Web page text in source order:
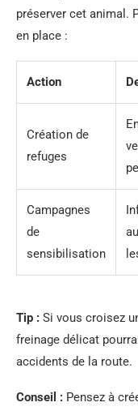
préserver cet animal.
en place :
Action
Création de
refuges
Campagnes
de
sensibilisation
Tip : Si vous croisez
freinage délicat
accidents de la route.
Conseil : Pensez à